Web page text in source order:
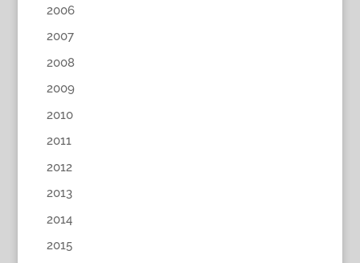
2006
2007
2008
2009
2010
2011
2012
2013
2014
2015